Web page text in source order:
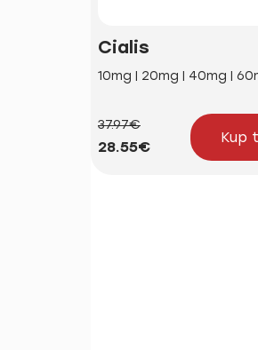
Cialis
10mg | 20mg | 40mg |
37.97€
28.55€
Kup